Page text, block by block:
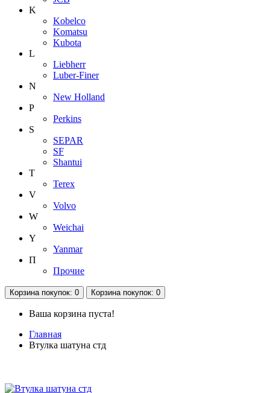
K
Kobelco
Komatsu
Kubota
L
Liebherr
Luber-Finer
N
New Holland
P
Perkins
S
SEPAR
SF
Shantui
T
Terex
V
Volvo
W
Weichai
Y
Yanmar
П
Прочие
Корзинапокупок: 0 Корзинапокупок: 0
Ваша корзина пуста!
Главная
Втулка шатуна стд